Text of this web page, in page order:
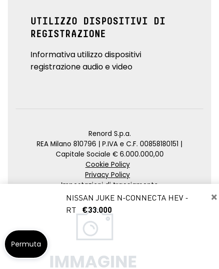
×
NISSAN JUKE N-CONNECTA HEV -
RT
€33.000
UTILIZZO DISPOSITIVI DI
REGISTRAZIONE
Informativa utilizzo dispositivi
registrazione audio e video
Renord S.p.a.
REA Milano 810796 | P.IVA e C.F. 00858180151 |
Capitale Sociale € 6.000.000,00
Cookie Policy
Privacy Policy
Impostazioni di tracciamento
Credits
Agenzia SEO
Permuta